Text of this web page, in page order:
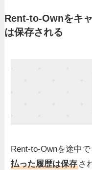
Rent-to-Ownをキ
は保存される
Rent-to-Ownを途中
払った履歴は保存さ